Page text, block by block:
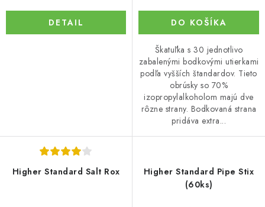
DETAIL DO KOŠÍKA
Škatuľka s 30 jednotlivo
zabalenými bodkovými utierkami
podľa vyšších štandardov. Tieto
obrúsky so 70%
izopropylalkoholom majú dve
rôzne strany. Bodkovaná strana
pridáva extra...
Higher Standard Salt Rox
Higher Standard Pipe Stix
(60ks)